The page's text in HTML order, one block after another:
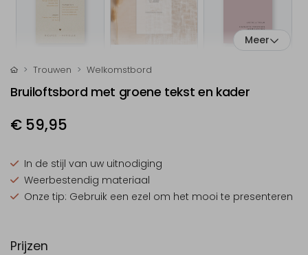
Meer
Trouwen Welkomstbord
Bruiloftsbord met groene tekst en kader
€ 59,95
In de stijl van uw uitnodiging
Weerbestendig materiaal
Onze tip: Gebruik een ezel om het mooi te presenteren
Prijzen